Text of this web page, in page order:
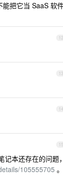
把它当 SaaS 软
12
13
14
15
本还存在的问题，
105555705 。